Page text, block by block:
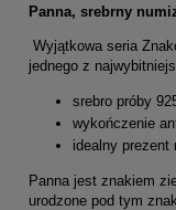
Panna, srebrny
Wyjątkowa seria
jednego z
srebro próby
wykończenie
idealny prezent
Panna jest znakiem
urodzone pod tym